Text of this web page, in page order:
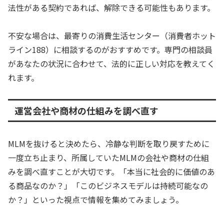
法性がある契約であれば、解除できる可能性もあります。
不安な場合は、最寄りの消費生活センター（消費者ホット
ライン188）に相談するのがおすすめです。専門の相談員
があなたの状況に合わせて、法的に正しい対応を教えてく
れます。
運営会社や商材の仕組みを調べ直す
MLMを抜けると決めたら、冷静な判断を取り戻すために
一度立ち止まり、所属していたMLMの会社や商材の仕組
みを調べ直すことが大切です。「本当に社会的に価値のあ
る商品なのか？」「このビジネスモデルは持続可能なの
か？」といった視点で情報を集めてみましょう。